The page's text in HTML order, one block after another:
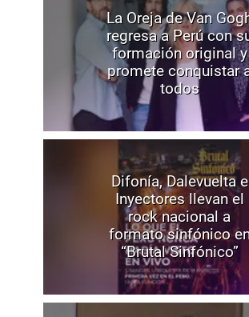
La Oreja de Van
regresa a Perú con
formación original y
promete conquistar
todos
Difonía, Dalevuelta e
Inyectores llevan el
rock nacional a
formato sinfónico
“Brutal Sinfónico”